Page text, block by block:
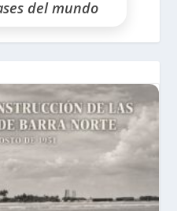
del mundo